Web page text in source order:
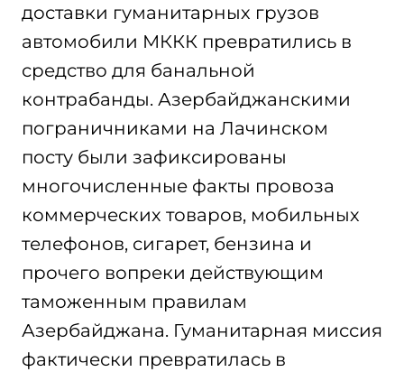
доставки гуманитарных грузов
автомобили МККК превратились в
средство для банальной
контрабанды. Азербайджанскими
пограничниками на Лачинском
посту были зафиксированы
многочисленные факты провоза
коммерческих товаров, мобильных
телефонов, сигарет, бензина и
прочего вопреки действующим
таможенным правилам
Азербайджана. Гуманитарная миссия
фактически превратилась в